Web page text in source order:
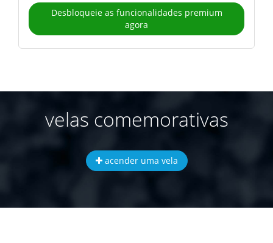
Desbloqueie as funcionalidades premium
agora
velas comemorativas
acender uma vela